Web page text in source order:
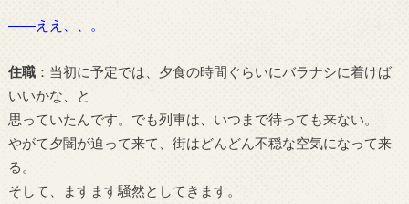
――ええ、、。
住職：当初に予定では、夕食の時間ぐらいにバラナシに着けば
いいかな、と
思っていたんです。でも列車は、いつまで待っても来ない。
やがて夕闇が迫って来て、街はどんどん不穏な空気になって来
る。
そして、ますます騒然としてきます。